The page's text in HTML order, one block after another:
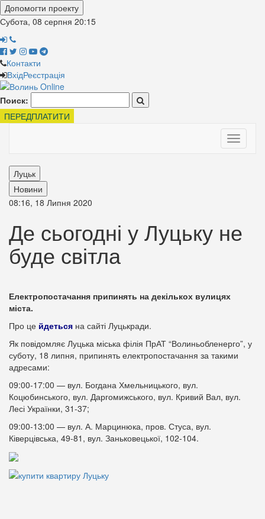
Допомогти проекту
Субота, 08 серпня 20:15
Контакти
ВхідРеєстрація
Поиск:
ПЕРЕДПЛАТИТИ
Toggle
Луцьк
Новини
08:16, 18 Липня 2020
Де сьогодні у Луцьку не
буде світла
Електропостачання припинять на декількох вулицях
міста.
Про це йдеться на сайті Луцькради.
Як повідомляє Луцька міська філія ПрАТ “Волиньобленерго”, у
суботу, 18 липня, припинять електропостачання за такими
адресами:
09:00-17:00 — вул. Богдана Хмельницького, вул.
Коцюбинського, вул. Даргомижського, вул. Кривий Вал, вул.
Лесі Українки, 31-37;
09:00-13:00 — вул. А. Марцинюка, пров. Стуса, вул.
Ківерцівська, 49-81, вул. Заньковецької, 102-104.